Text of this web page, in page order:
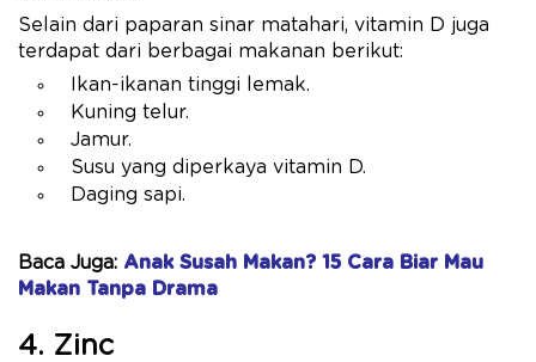
Selain dari paparan sinar matahari, vitamin D juga
terdapat dari berbagai makanan berikut:
Ikan-ikanan tinggi lemak.
Kuning telur.
Jamur.
Susu yang diperkaya vitamin D.
Daging sapi.
Baca Juga: Anak Susah Makan? 15 Cara Biar Mau
Makan Tanpa Drama
4. Zinc